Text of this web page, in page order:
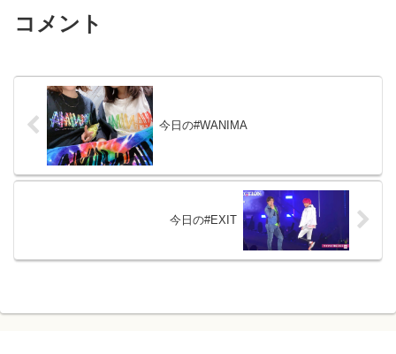
コメント
今日の#WANIMA
今日の#EXIT